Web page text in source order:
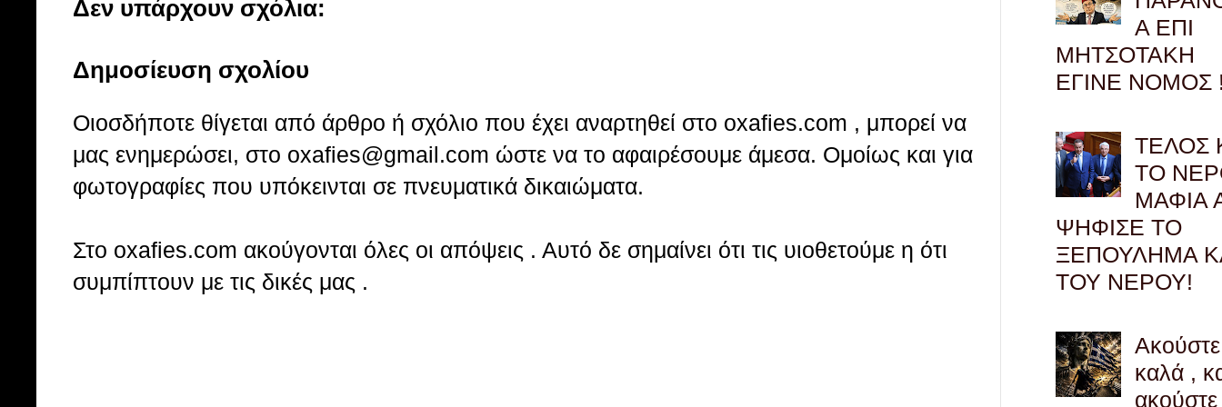
Δεν υπάρχουν σχόλια:
Δημοσίευση σχολίου
Οιοσδήποτε θίγεται από άρθρο ή σχόλιο που έχει αναρτηθεί στο oxafies.com , μπορεί να
μας ενημερώσει, στο oxafies@gmail.com ώστε να το αφαιρέσουμε άμεσα. Ομοίως και για
φωτογραφίες που υπόκεινται σε πνευματικά δικαιώματα.
Στo oxafies.com ακούγονται όλες οι απόψεις . Αυτό δε σημαίνει ότι τις υιοθετούμε η ότι
συμπίπτουν με τις δικές μας .
Α ΕΠΙ
ΜΗΤΣΟΤΑΚΗ
ΕΓΙΝΕ ΝΟΜΟΣ
ΤΕΛΟΣ
ΤΟ
ΜΑΦΙΑ
ΨΗΦΙΣΕ ΤΟ
ΞΕΠΟΥΛΗΜΑ
ΤΟΥ ΝΕΡΟΥ!
καλά ,
ακούστε